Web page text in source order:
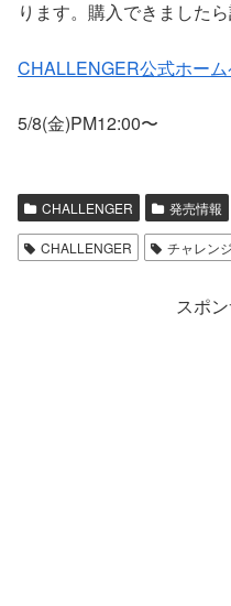
ります。購入できました
CHALLENGER公式ホー
5/8(金)PM12:00〜
CHALLENGER 発売情報
CHALLENGER チャレン
スポ